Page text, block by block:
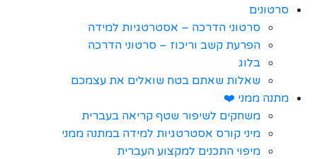
סרטונים
סרטוני הדרכה – אסטרטגיות למידה
הפרעת קשב וריכוז – סרטוני הדרכה
בלוג
שאלות שאתם בטח שואלים את עצמכם
מתנה ממני ❤️
משחקים לשיפור שטף קריאה בעברית
מיני קורס אסטרטגיות למידה במתנה ממני
מיפוי התכנים למקצוע העברית